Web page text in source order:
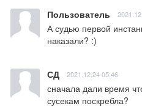
Пользователь
А судью первой
наказали? :)
СД 2021.12.24 05:46
сначала дали время
сусекам поскребла?